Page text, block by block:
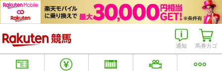
馬券カゴ
通知